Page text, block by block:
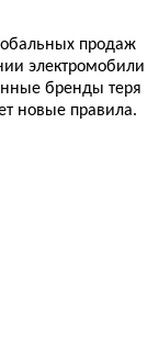
продаж
электромобили
бренды теря
новые правила.